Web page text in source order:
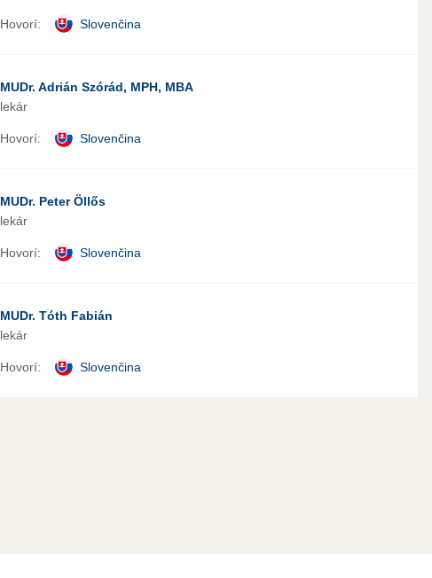
Hovorí: Slovenčina
MUDr. Adrián Szórád, MPH, MBA
lekár
Hovorí: Slovenčina
MUDr. Peter Öllős
lekár
Hovorí: Slovenčina
MUDr. Tóth Fabián
lekár
Hovorí: Slovenčina